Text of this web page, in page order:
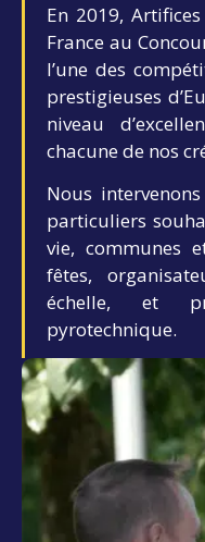
En 2019,
France au
l’une des
prestigieuses
niveau
chacune de nos
Nous
particuliers
vie, communes
fêtes,
échelle, et
pyrotechnique.